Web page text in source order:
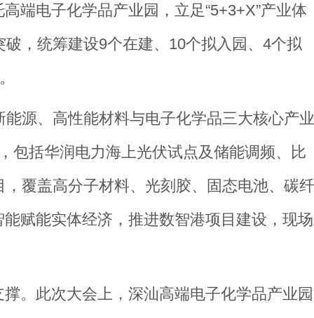
端电子化学品产业园，立足“5+3+X”产业体
，统筹建设9个在建、10个拟入园、4个拟
源、高性能材料与电子化学品三大核心产业
包括华润电力海上光伏试点及储能调频、比
覆盖高分子材料、光刻胶、固态电池、碳纤
赋能实体经济，推进数智港项目建设，现场
。此次大会上，深汕高端电子化学品产业园